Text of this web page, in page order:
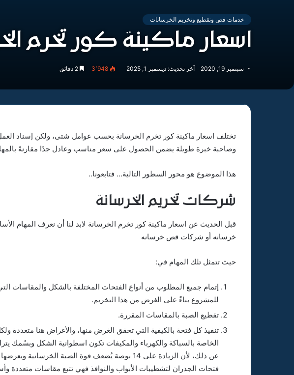
خدمات قص وتقطيع وتخريم الخرسانات
اسعار ماكينة كور تخرم
سبتمبر 19, 2020 آخر تحديث: ديسمبر 1, 2025 3٬948
تختلف اسعار ماكينة كور تخرم الخرسانة بحسب عوامل شتى، ولكن إسناد
وصاحبة خبرة طويلة يضمن الحصول على سعر مناسب وعادل جدًا مقارنةً
هذا الموضوع هو محور السطور التالية… فتابعونا..
شركات تخريم الخرسانة
قبل الحديث عن اسعار ماكينة كور تخرم الخرسانة لابد لنا أن نعرف المهام
خرسانه أو شركات قص خرسانه
حيث تتمثل تلك المهام في:
إتمام جميع المطلوب من أنواع الفتحات المختلفة بالشكل والمقاسات
للمشروع بناءً على الغرض من هذا التخريم.
تقطيع الصبة بالمقاسات المقررة.
تنفيذ كل فتحة بالكيفية التي تحقق الغرض منها، والأغراض هنا متعددة
عن ذلك، لأن الزيادة على 14 بوصة يُضعف قوة الصبة
فتحات الجدران لتشطيبات الأبواب والنوافذ فهي تتبع مقاسات متعددة